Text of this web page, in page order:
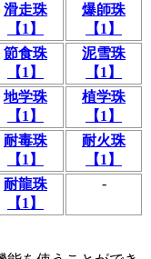
滑走珠
【1】
爆師珠
【1】
節食珠
【1】
泥雪珠
【1】
地学珠
【1】
植学珠
【1】
耐毒珠
【1】
耐火珠
【1】
耐龍珠
【1】
-